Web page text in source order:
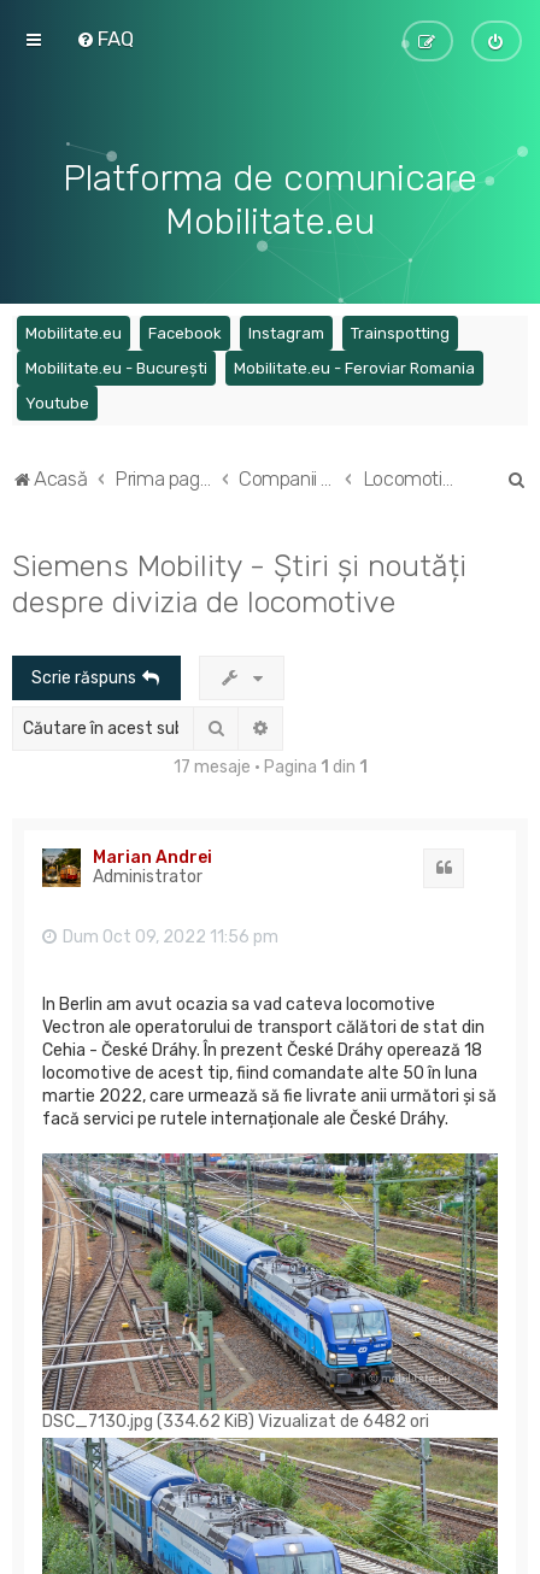
FAQ
Platforma de comunicare
Mobilitate.eu
Mobilitate.eu (Opens a new tab)
Facebook (Opens a new tab)
Instagram (Opens a new tab)
Trainspotting
Mobilitate.eu - București (Opens a new tab)
Mobilitate.eu - Feroviar Romania
Youtube
Acasă Prima pagină Companii și tehnologii în transportul feroviar Locomotive electrice
Siemens Mobility - Știri și noutăți
despre divizia de locomotive
Scrie răspuns
Căutare
17 mesaje • Pagina 1 din 1
Marian Andrei
Administrator
Dum Oct 09, 2022 11:56 pm
In Berlin am avut ocazia sa vad cateva locomotive
Vectron ale operatorului de transport călători de stat din
Cehia - České Dráhy. În prezent České Dráhy operează 18
locomotive de acest tip, fiind comandate alte 50 în luna
martie 2022, care urmează să fie livrate anii următori și să
facă servici pe rutele internaționale ale České Dráhy.
DSC_7130.jpg (334.62 KiB) Vizualizat de 6482 ori